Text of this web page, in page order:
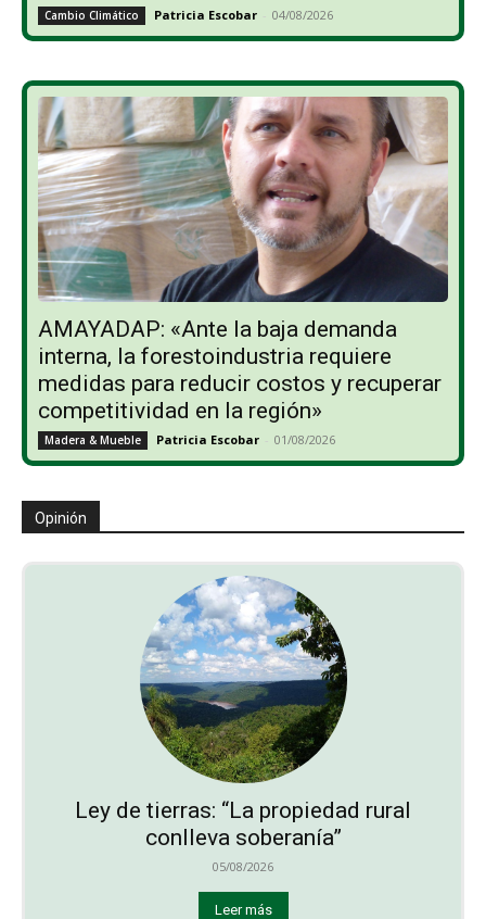
Cambio Climático Patricia Escobar - 04/08/2026
AMAYADAP: «Ante la baja demanda
interna, la forestoindustria requiere
medidas para reducir costos y recuperar
competitividad en la región»
Madera & Mueble Patricia Escobar - 01/08/2026
Opinión
Ley de tierras: “La propiedad rural
conlleva soberanía”
05/08/2026
Leer más